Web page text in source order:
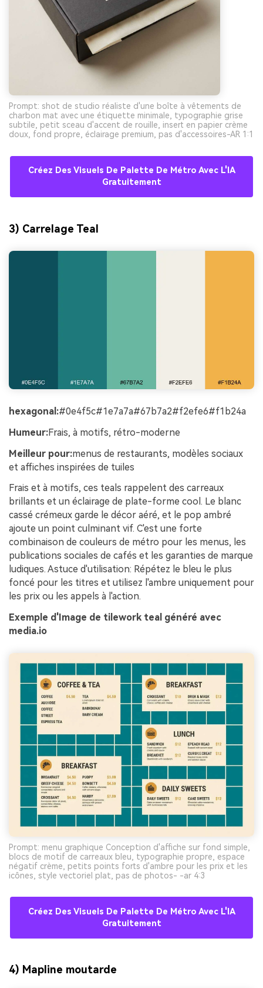
Prompt: shot de studio réaliste d'une boîte à vêtements de
charbon mat avec une étiquette minimale, typographie grise
subtile, petit sceau d'accent de rouille, insert en papier crème
doux, fond propre, éclairage premium, pas d'accessoires-AR 1:1
Créez Des Visuels De Palette De Métro Avec L'IA
Gratuitement
3) Carrelage Teal
hexagonal:#0e4f5c#1e7a7a#67b7a2#f2efe6#f1b24a
Humeur:Frais, à motifs, rétro-moderne
Meilleur pour:menus de restaurants, modèles sociaux
et affiches inspirées de tuiles
Frais et à motifs, ces teals rappelent des carreaux
brillants et un éclairage de plate-forme cool. Le blanc
cassé crémeux garde le décor aéré, et le pop ambré
ajoute un point culminant vif. C'est une forte
combinaison de couleurs de métro pour les menus, les
publications sociales de cafés et les garanties de marque
ludiques. Astuce d'utilisation: Répétez le bleu le plus
foncé pour les titres et utilisez l'ambre uniquement pour
les prix ou les appels à l'action.
Exemple d'Image de tilework teal généré avec
media.io
Prompt: menu graphique Conception d'affiche sur fond simple,
blocs de motif de carreaux bleu, typographie propre, espace
négatif crème, petits points forts d'ambre pour les prix et les
icônes, style vectoriel plat, pas de photos- -ar 4:3
Créez Des Visuels De Palette De Métro Avec L'IA
Gratuitement
4) Mapline moutarde